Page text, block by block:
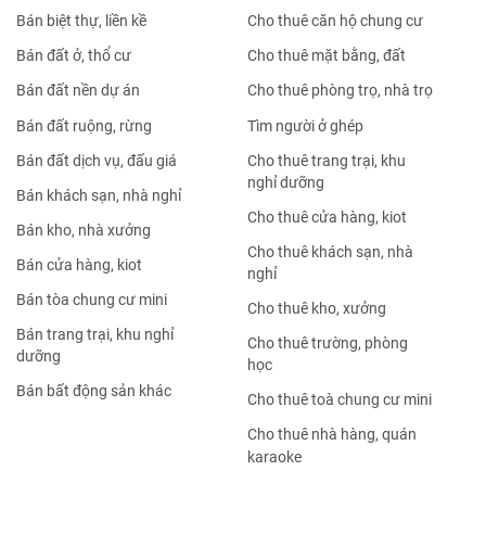
Bán biệt thự, liền kề
Bán đất ở, thổ cư
Bán đất nền dự án
Bán đất ruộng, rừng
Bán đất dịch vụ, đấu giá
Bán khách sạn, nhà nghỉ
Bán kho, nhà xưởng
Bán cửa hàng, kiot
Bán tòa chung cư mini
Bán trang trại, khu nghỉ
dưỡng
Bán bất động sản khác
Cho thuê căn hộ chung cư
Cho thuê mặt bằng, đất
Cho thuê phòng trọ, nhà trọ
Tìm người ở ghép
Cho thuê trang trại, khu
nghỉ dưỡng
Cho thuê cửa hàng, kiot
Cho thuê khách sạn, nhà
nghỉ
Cho thuê kho, xưởng
Cho thuê trường, phòng
học
Cho thuê toà chung cư mini
Cho thuê nhà hàng, quán
karaoke